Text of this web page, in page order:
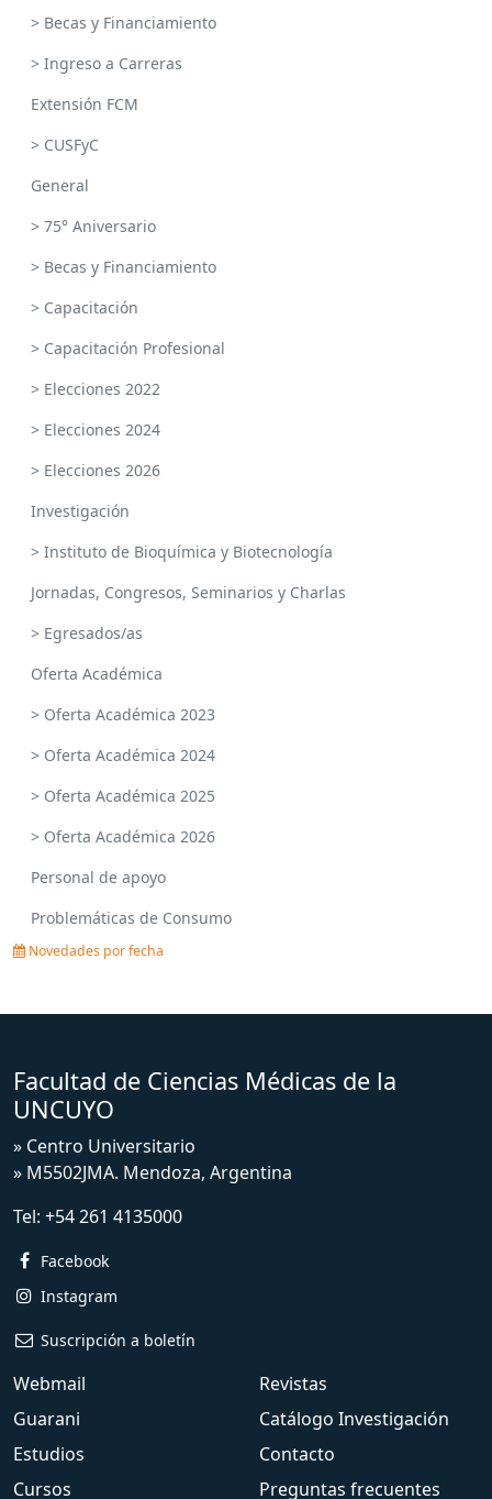
> Becas y Financiamiento
> Ingreso a Carreras
Extensión FCM
> CUSFyC
General
> 75° Aniversario
> Becas y Financiamiento
> Capacitación
> Capacitación Profesional
> Elecciones 2022
> Elecciones 2024
> Elecciones 2026
Investigación
> Instituto de Bioquímica y Biotecnología
Jornadas, Congresos, Seminarios y Charlas
> Egresados/as
Oferta Académica
> Oferta Académica 2023
> Oferta Académica 2024
> Oferta Académica 2025
> Oferta Académica 2026
Personal de apoyo
Problemáticas de Consumo
Novedades por fecha
Facultad de Ciencias Médicas de la
UNCUYO
» Centro Universitario
» M5502JMA. Mendoza, Argentina
Tel: +54 261 4135000
Facebook
Instagram
Suscripción a boletín
Webmail
Guarani
Estudios
Cursos
Revistas
Catálogo Investigación
Contacto
Preguntas frecuentes